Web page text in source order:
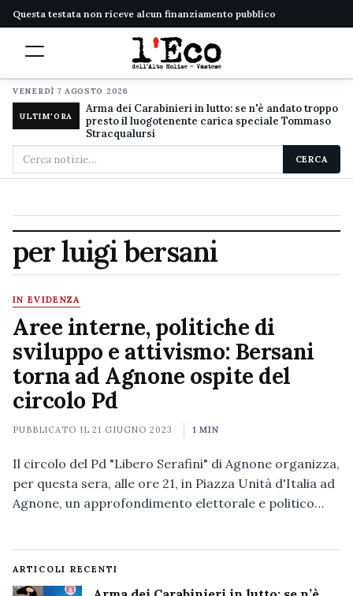
Questa testata non riceve alcun finanziamento pubblico
VENERDÌ 7 AGOSTO 2026
ULTIM'ORA
Arma dei Carabinieri in lutto: se n'è andato troppo
presto il luogotenente carica speciale Tommaso
Stracqualursi
Cerca
nel
CERCA
per luigi bersani
IN EVIDENZA
Aree interne, politiche di
sviluppo e attivismo: Bersani
torna ad Agnone ospite del
circolo Pd
PUBBLICATO IL21 GIUGNO 2023 1 MIN
Il circolo del Pd "Libero Serafini" di Agnone organizza,
per questa sera, alle ore 21, in Piazza Unità d'Italia ad
Agnone, un approfondimento elettorale e politico…
ARTICOLI RECENTI